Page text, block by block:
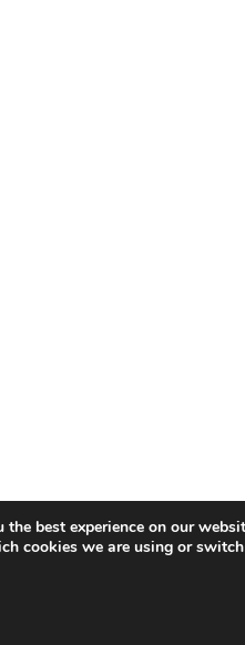
best experience on our
cookies we are using or